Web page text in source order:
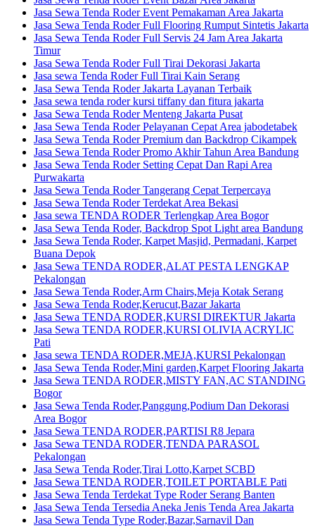
Jasa Sewa Tenda Roder Event Pemakaman Area Jakarta
Jasa Sewa Tenda Roder Full Flooring Rumput Sintetis Jakarta
Jasa Sewa Tenda Roder Full Servis 24 Jam Area Jakarta
Timur
Jasa Sewa Tenda Roder Full Tirai Dekorasi Jakarta
Jasa sewa Tenda Roder Full Tirai Kain Serang
Jasa Sewa Tenda Roder Jakarta Layanan Terbaik
Jasa sewa tenda roder kursi tiffany dan fitura jakarta
Jasa Sewa Tenda Roder Menteng Jakarta Pusat
Jasa Sewa Tenda Roder Pelayanan Cepat Area jabodetabek
Jasa Sewa Tenda Roder Premium dan Backdrop Cikampek
Jasa Sewa Tenda Roder Promo Akhir Tahun Area Bandung
Jasa Sewa Tenda Roder Setting Cepat Dan Rapi Area
Purwakarta
Jasa Sewa Tenda Roder Tangerang Cepat Terpercaya
Jasa Sewa Tenda Roder Terdekat Area Bekasi
Jasa sewa TENDA RODER Terlengkap Area Bogor
Jasa Sewa Tenda Roder, Backdrop Spot Light area Bandung
Jasa Sewa Tenda Roder, Karpet Masjid, Permadani, Karpet
Buana Depok
Jasa Sewa TENDA RODER,ALAT PESTA LENGKAP
Pekalongan
Jasa Sewa Tenda Roder,Arm Chairs,Meja Kotak Serang
Jasa Sewa Tenda Roder,Kerucut,Bazar Jakarta
Jasa Sewa TENDA RODER,KURSI DIREKTUR Jakarta
Jasa Sewa TENDA RODER,KURSI OLIVIA ACRYLIC
Pati
Jasa sewa TENDA RODER,MEJA,KURSI Pekalongan
Jasa Sewa Tenda Roder,Mini garden,Karpet Flooring Jakarta
Jasa Sewa TENDA RODER,MISTY FAN,AC STANDING
Bogor
Jasa Sewa Tenda Roder,Panggung,Podium Dan Dekorasi
Area Bogor
Jasa Sewa TENDA RODER,PARTISI R8 Jepara
Jasa Sewa TENDA RODER,TENDA PARASOL
Pekalongan
Jasa Sewa Tenda Roder,Tirai Lotto,Karpet SCBD
Jasa Sewa TENDA RODER,TOILET PORTABLE Pati
Jasa Sewa Tenda Terdekat Type Roder Serang Banten
Jasa Sewa Tenda Tersedia Aneka Jenis Tenda Area Jakarta
Jasa Sewa Tenda Type Roder,Bazar,Sarnavil Dan